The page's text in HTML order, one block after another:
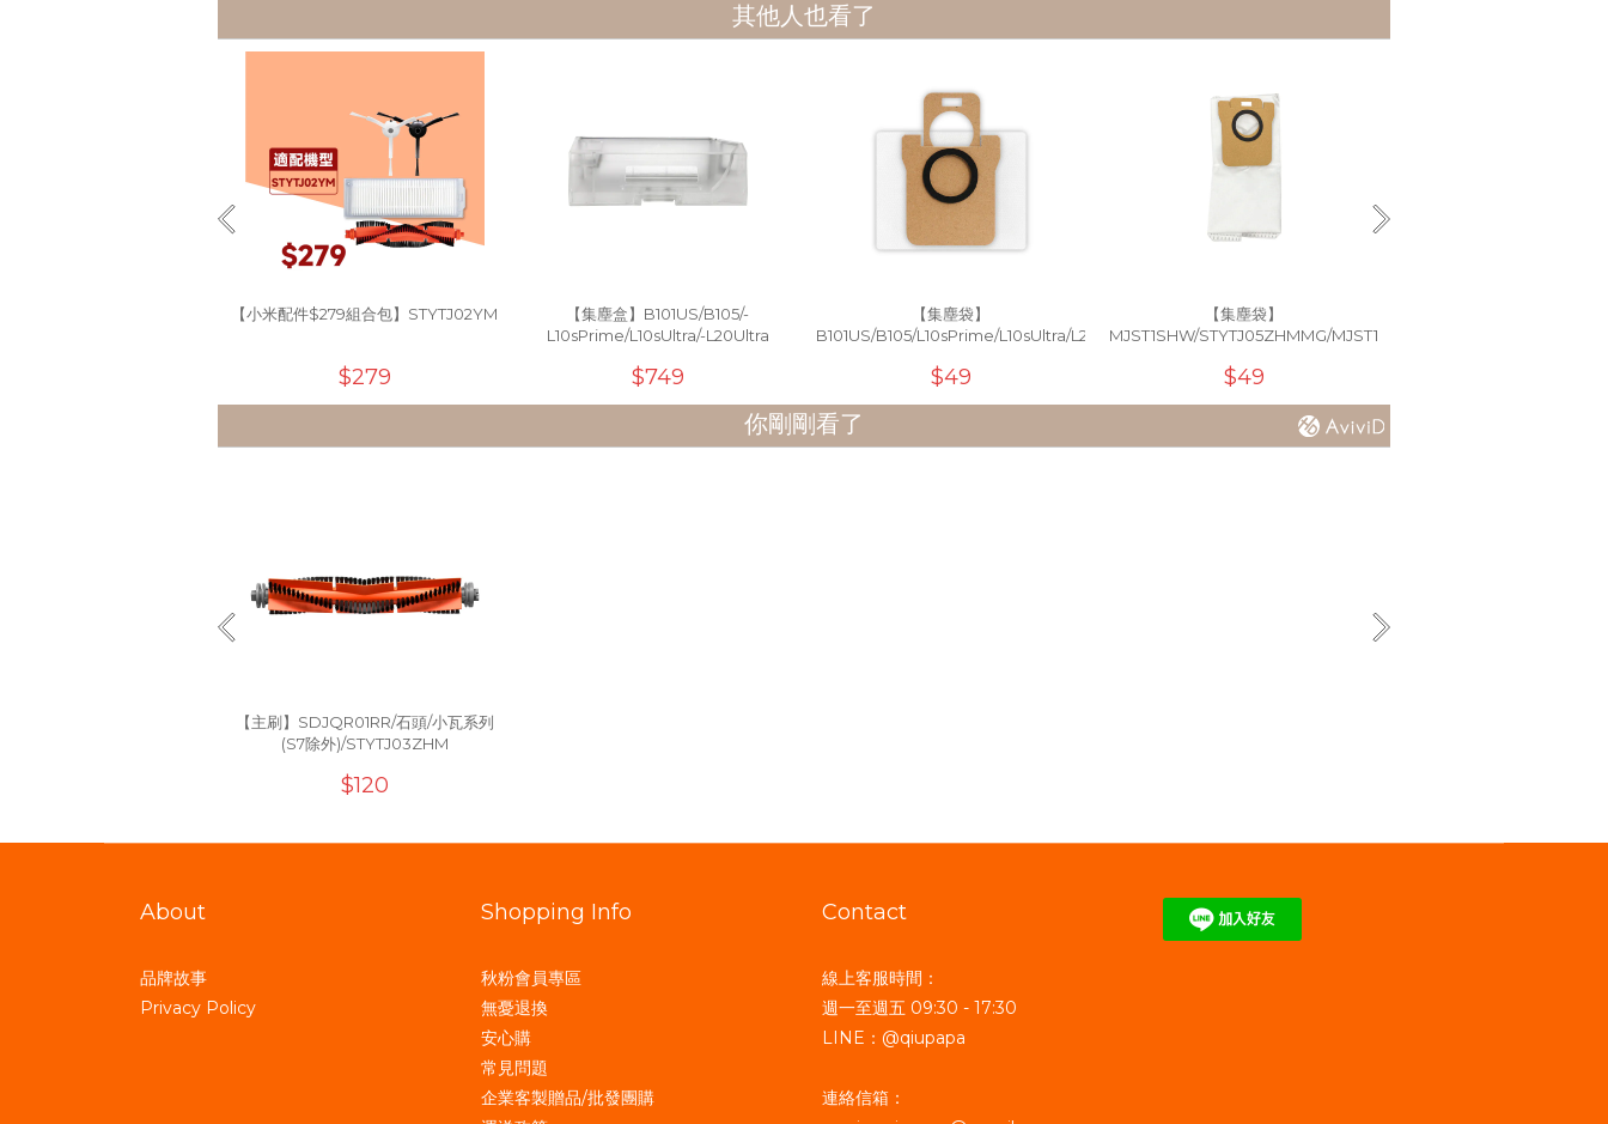
其他人也看了
【小米配件$279組合包】STYTJ02YM
$279
【集塵盒】B101US/B105/-
L10sPrime/L10sUltra/-L20Ultra
$749
【集塵袋】
B101US/B105/L10sPrime/L10sUltra/L20Ultra
$49
【集塵袋】
MJST1SHW/STYTJ05ZHMMG/MJST1S
$49
你剛剛看了
【主刷】SDJQR01RR/石頭/小瓦系列
(S7除外)/STYTJ03ZHM
$120
About
品牌故事
Privacy Policy
Shopping Info
秋粉會員專區
無憂退換
安心購
常見問題
企業客製贈品/批發團購
Contact
線上客服時間：
週一至週五 09:30 - 17:30
LINE：@qiupapa
連絡信箱：